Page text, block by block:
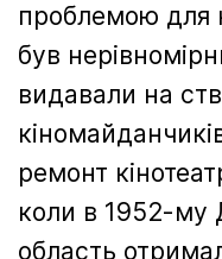
проблемою для
був
видавали на
ремонт
коли в 1952-му
область